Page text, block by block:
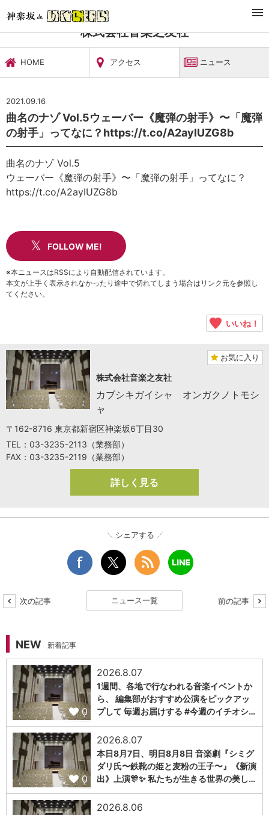
文化施設・ギャラリー
株式会社音楽之友社
HOME アクセス ニュース
2021.09.16
曲名のナゾ Vol.5ウェーバー《魔弾の射手》〜「魔弾
の射手」ってなに？https://t.co/A2ayIUZG8b
曲名のナゾ Vol.5
ウェーバー《魔弾の射手》〜「魔弾の射手」ってなに？
https://t.co/A2ayIUZG8b
FOLLOW ME!
※本ニュースはRSSにより自動配信されています。
本文が上手く表示されなかったり途中で切れてしまう場合はリンク元を参照し
てください。
いいね！
お気に入り
株式会社音楽之友社
カブシキガイシャ オンガクノトモシ
ャ
〒162-8716 東京都新宿区神楽坂6丁目30
TEL：03-3235-2113（業務部）
FAX：03-3235-2119（業務部）
詳しく見る
シェアする
次の記事 ニュース一覧 前の記事
NEW 新着記事
0
2026.8.07
1週間、各地で行なわれる音楽イベントか
ら、 編集部がおすすめ公演をピックアッ
プして 毎週お届けする #今週のイチオシ…
0
2026.8.07
本日8月7日、明日8月8日 音楽劇『シミグ
ダリ氏〜鉄靴の姫と麦粉の王子〜』《新演
出》上演🎊✨ 私たちが生きる世界の美し…
2026.8.06